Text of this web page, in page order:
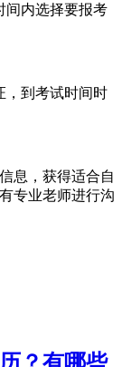
间内选择要报考
，到考试时间时
息 ， 获得适合自
专业老师进行沟
？有哪些